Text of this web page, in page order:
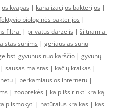
kvapas | kanalizacijos bakterijos |
biologinės bakterijos |
filtrai | privatus darzelis | šiltnamiai
sunims | geriausias sunu
gyvūnus nuo karščio | gyvūnų
| sausas maistas | kačių kraikas |
| perkamiausios internetu |
| zooprekės | kaip išsirinkti kraiką
ismokyti | natūralus kraikas | kas